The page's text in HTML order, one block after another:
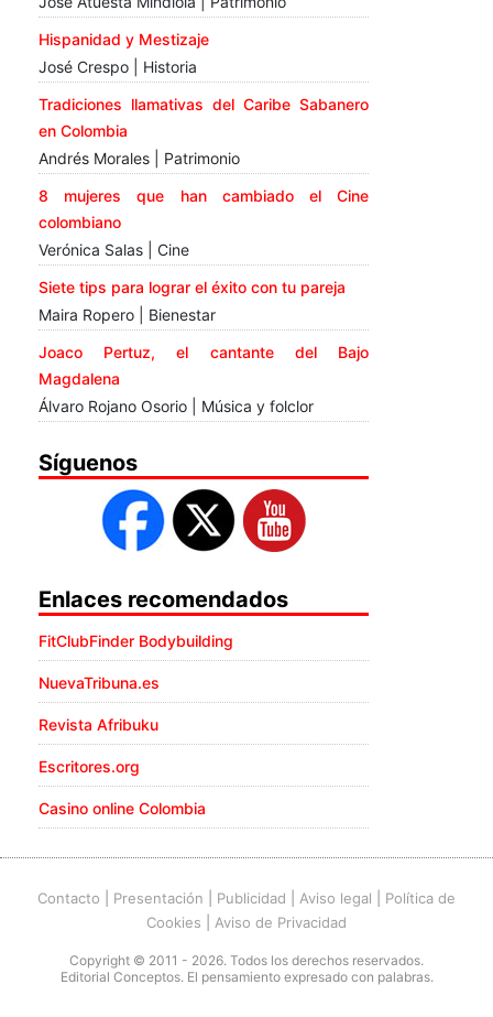
Hispanidad y Mestizaje
José Crespo | Historia
Tradiciones llamativas del Caribe Sabanero
en Colombia
Andrés Morales | Patrimonio
8 mujeres que han cambiado el Cine
colombiano
Verónica Salas | Cine
Siete tips para lograr el éxito con tu pareja
Maira Ropero | Bienestar
Joaco Pertuz, el cantante del Bajo
Magdalena
Álvaro Rojano Osorio | Música y folclor
Síguenos
Enlaces recomendados
FitClubFinder Bodybuilding
NuevaTribuna.es
Revista Afribuku
Escritores.org
Casino online Colombia
Contacto Presentación Publicidad Aviso legal
Política de
Cookies
Aviso de Privacidad
Copyright © 2011 - 2026. Todos los derechos reservados.
Editorial Conceptos. El pensamiento expresado con palabras.